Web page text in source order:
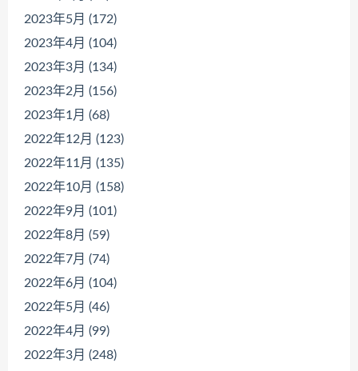
2023年5月 (172)
2023年4月 (104)
2023年3月 (134)
2023年2月 (156)
2023年1月 (68)
2022年12月 (123)
2022年11月 (135)
2022年10月 (158)
2022年9月 (101)
2022年8月 (59)
2022年7月 (74)
2022年6月 (104)
2022年5月 (46)
2022年4月 (99)
2022年3月 (248)